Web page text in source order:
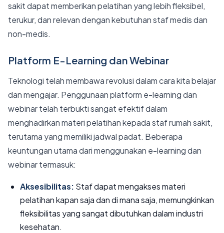
sakit dapat memberikan pelatihan yang lebih fleksibel,
terukur, dan relevan dengan kebutuhan staf medis dan
non-medis.
Platform E-Learning dan Webinar
Teknologi telah membawa revolusi dalam cara kita belajar
dan mengajar. Penggunaan platform e-learning dan
webinar telah terbukti sangat efektif dalam
menghadirkan materi pelatihan kepada staf rumah sakit,
terutama yang memiliki jadwal padat. Beberapa
keuntungan utama dari menggunakan e-learning dan
webinar termasuk:
Aksesibilitas: Staf dapat mengakses materi
pelatihan kapan saja dan di mana saja, memungkinkan
fleksibilitas yang sangat dibutuhkan dalam industri
kesehatan.